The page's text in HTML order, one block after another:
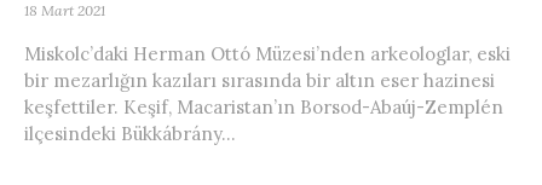
18 Mart 2021
Miskolc’daki Herman Ottó Müzesi’nden arkeologlar, eski
bir mezarlığın kazıları sırasında bir altın eser hazinesi
keşfettiler. Keşif, Macaristan’ın Borsod-Abaúj-Zemplén
ilçesindeki Bükkábrány...